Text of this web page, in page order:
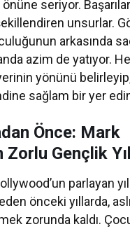
seriyor.
unsurlar.
arkasında
azim de yatıyor.
yönünü
sağlam bir yer
Önce: Mark
Zorlu Gençlik
parlayan
önceki yıllarda,
zorunda kaldı.